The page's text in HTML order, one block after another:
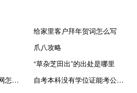
给家里客户拜年贺词怎么写
爪八攻略
“草杂芝田出”的出处是哪里
驱动精灵万能网卡版没网怎么安装网卡驱动（没网怎么安装网卡驱动）
自考本科没有学位证能考公务员吗